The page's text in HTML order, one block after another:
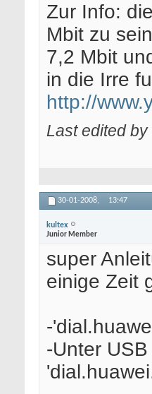
Zur Info:
Mbit zu
7,2 Mbit
in die Irre
http://
Last edited
30-01-2008, 13:47
kultex
Junior Member
super
einige Zeit
-
-Unter